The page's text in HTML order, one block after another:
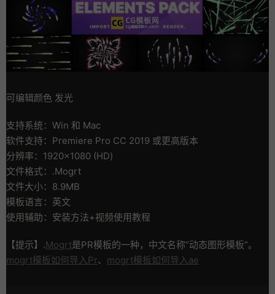
可编辑颜色 发光
支持系统：Win 和 Mac
软件支持：Premiere Pro CC 2019 或更高版本
分辨率：1920×1080 (HD)
文件格式：.Mogrt
文件大小：8.9MB
模板语言：英文
使用辅助：安装方法+视频使用教程
【提示】.Mogrt是PR模板的一种，中文名称”动态图形模板”。
mogrt模板如何导入Pr、 mogrt模板如何导入ae